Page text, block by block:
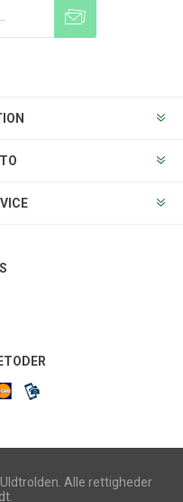
Alle rettigheder